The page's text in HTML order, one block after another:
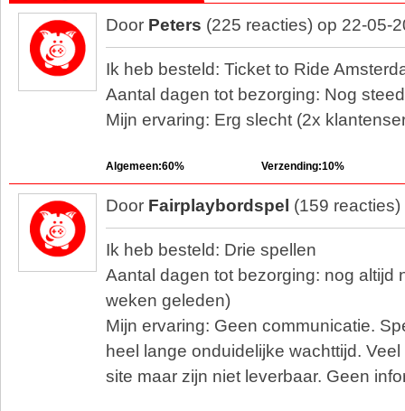
Door Peters (225 reacties) op 22-05-
Ik heb besteld: Ticket to Ride
Aantal dagen tot bezorging: Nog
Mijn ervaring: Erg slecht (2x
Algemeen:60% Verzending:10%
Door Fairplaybordspel (159
Ik heb besteld: Drie spellen
Aantal dagen tot bezorging: nog altijd
weken geleden)
Mijn ervaring: Geen communicatie.
heel lange onduidelijke wachttijd.
site maar zijn niet leverbaar. Geen